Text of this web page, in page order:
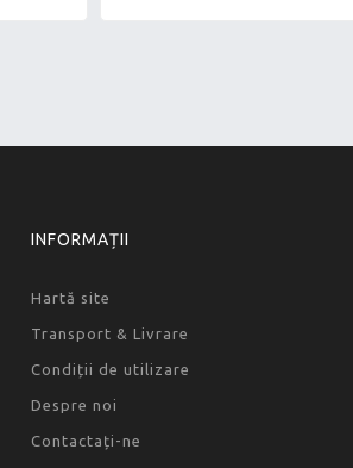
INFORMAȚII
Hartă site
Transport & Livrare
Condiții de utilizare
Despre noi
Contactați-ne